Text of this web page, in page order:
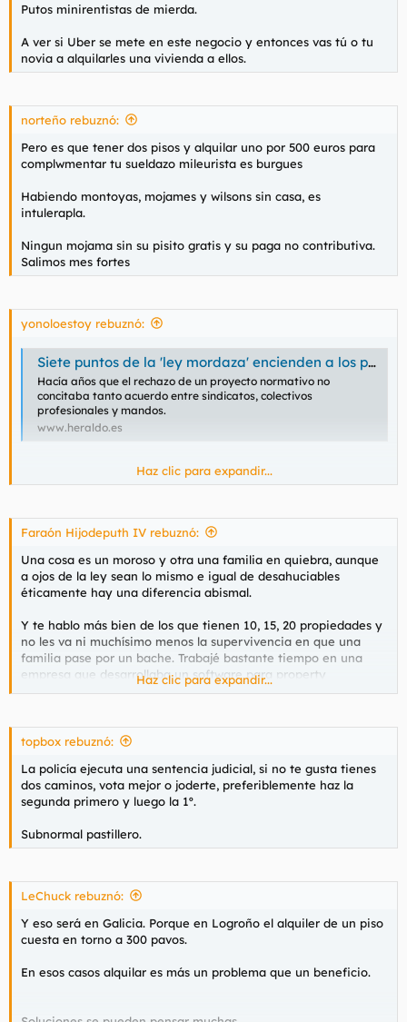
precarizar MÁS aún la vida de unas familias a las que estás
y en muchos casos a no poder reinsertarse y volver a ser
productivos jamás. Tremenda jugada.
desgraciados o un banco o un rentista de los cojones, yo lo
tendría bastante claro. En mi opinión que no vale ni para tomar
por culo el Estado tendría que asumir esas deudas o parte de
ellas hasta que la familia estuviera en condiciones de ser
productiva, pero claro, esto os parecería mal porque a ver por
qué a esos Papá Estado les paga el alquiler y a mí no, y así
estamos, preocupadísimos por los pobres rentistas y no por los
pobres desgraciados que se quedan en la calle.
Putos minirentistas de mierda.
A ver si Uber se mete en este negocio y entonces vas tú o tu
novia a alquilarles una vivienda a ellos.
norteño rebuznó:
Pero es que tener dos pisos y alquilar uno por 500 euros para
complwmentar tu sueldazo mileurista es burgues
Habiendo montoyas, mojames y wilsons sin casa, es
intulerapla.
Ningun mojama sin su pisito gratis y su paga no contributiva.
Salimos mes fortes
yonoloestoy rebuznó:
Siete puntos de la 'ley mordaza' encienden a los policías
Hacía años que el rechazo de un proyecto normativo no
concitaba tanto acuerdo entre sindicatos, colectivos
profesionales y mandos.
www.heraldo.es
Y encima os quieren hacer ser coherentes. Putos rojos.
Las leyes son buenas, malas o regulares. Que sea ley no la
hace correcta.
Con un mes de impago ya se puede denunciar y empieza la
fiesta. El arredador lo tiene tan fácil como subir el alquiler todo
lo que quiera y se van solos. Alquileres sociales, que se supone
que no son para lucro, incluidos.
Hace una semana los mamones de Fidere querían subir un
Fidere, filial española de Blackstone, planteaba
subidas de hasta el 100% del precio del alquiler de las
www.publico.es
Los fondos buitre que compraron VPO en Pamplona suben el alquiler un 50% más de lo acordado con el Gobierno de Navarra
especulación, y no a cubrir un derecho básico.
www.ela.eus
En tu pueblo
Fondos buitre rechazan alquilar pisos a personas en ERTE: "No cumples los requisitos"
Haz clic para expandir...
Faraón Hijodeputh IV rebuznó:
Una cosa es un moroso y otra una familia en quiebra, aunque
a ojos de la ley sean lo mismo e igual de desahuciables
éticamente hay una diferencia abismal.
Y te hablo más bien de los que tienen 10, 15, 20 propiedades y
no les va ni muchísimo menos la supervivencia en que una
familia pase por un bache. Trabajé bastante tiempo en una
empresa que desarrollaba un software para property
management y tuve la desgracia de conocer a varios.
Haz clic para expandir...
topbox rebuznó:
La policía ejecuta una sentencia judicial, si no te gusta tienes
dos caminos, vota mejor o joderte, preferiblemente haz la
segunda primero y luego la 1º.
Subnormal pastillero.
LeChuck rebuznó:
Y eso será en Galicia. Porque en Logroño el alquiler de un piso
cuesta en torno a 300 pavos.
En esos casos alquilar es más un problema que un beneficio.